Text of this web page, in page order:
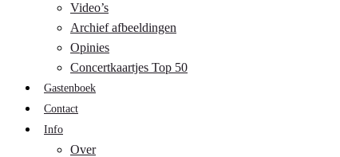
Video’s
Archief afbeeldingen
Opinies
Concertkaartjes Top 50
Gastenboek
Contact
Info
Over